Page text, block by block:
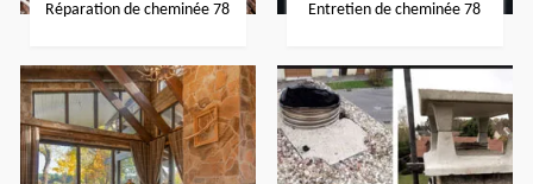
Réparation de cheminée 78 Entretien de cheminée 78